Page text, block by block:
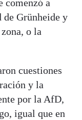
comenzó a
Grünheide y
o la
cuestiones
y la
por la AfD,
igual que en